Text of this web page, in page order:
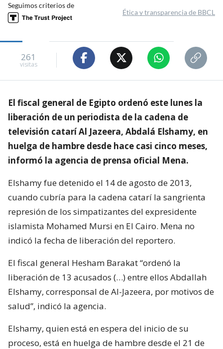
Seguimos criterios de
Ética y transparencia de BBCL
261
visitas
El fiscal general de Egipto ordenó este lunes la
liberación de un periodista de la cadena de
televisión catarí Al Jazeera, Abdalá Elshamy, en
huelga de hambre desde hace casi cinco meses,
informó la agencia de prensa oficial Mena.
Elshamy fue detenido el 14 de agosto de 2013,
cuando cubría para la cadena catarí la sangrienta
represión de los simpatizantes del expresidente
islamista Mohamed Mursi en El Cairo. Mena no
indicó la fecha de liberación del reportero.
El fiscal general Hesham Barakat “ordenó la
liberación de 13 acusados (…) entre ellos Abdallah
Elshamy, corresponsal de Al-Jazeera, por motivos de
salud”, indicó la agencia.
Elshamy, quien está en espera del inicio de su
proceso, está en huelga de hambre desde el 21 de